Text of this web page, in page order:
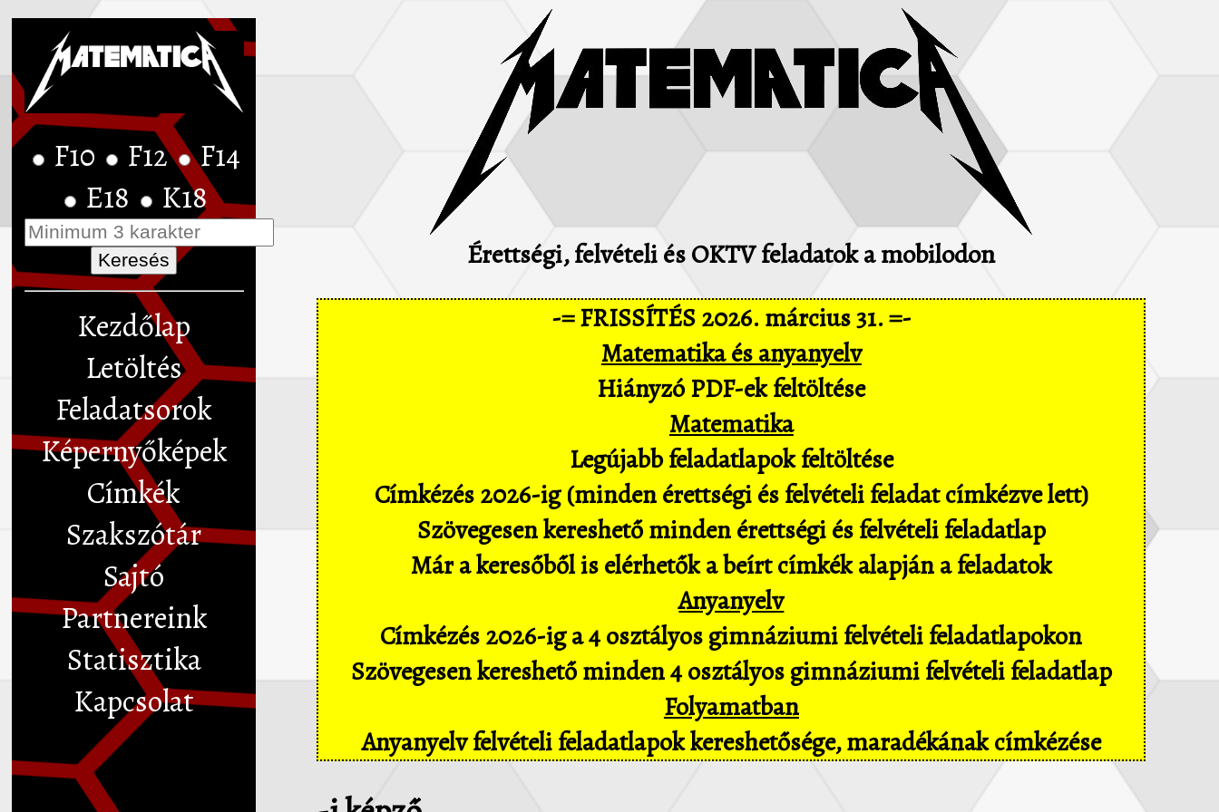
F10 F12
F14
E18
K18
Kezdőlap
Letöltés
Feladatsorok
Képernyőképek
Címkék
Szakszótár
Sajtó
Partnereink
Statisztika
Kapcsolat
Érettségi, felvételi és OKTV feladatok a mobilodon
-= FRISSÍTÉS 2026. március 31. =-
Matematika és anyanyelv
Hiányzó PDF-ek feltöltése
Matematika
Legújabb feladatlapok feltöltése
Címkézés 2026-ig (minden érettségi és felvételi feladat címkézve lett)
Szövegesen kereshető minden érettségi és felvételi feladatlap
Már a keresőből is elérhetők a beírt címkék alapján a feladatok
Anyanyelv
Címkézés 2026-ig a 4 osztályos gimnáziumi felvételi feladatlapokon
Szövegesen kereshető minden 4 osztályos gimnáziumi felvételi feladatlap
Folyamatban
Anyanyelv felvételi feladatlapok kereshetősége, maradékának címkézése